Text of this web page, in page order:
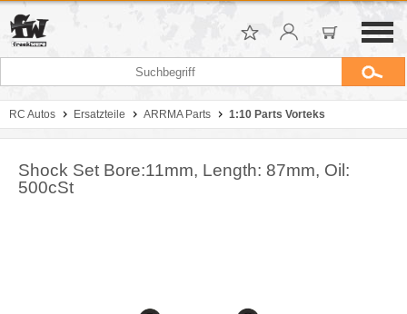
RC Autos Ersatzteile ARRMA Parts 1:10 Parts Vorteks
Shock Set Bore:11mm, Length: 87mm, Oil:
500cSt